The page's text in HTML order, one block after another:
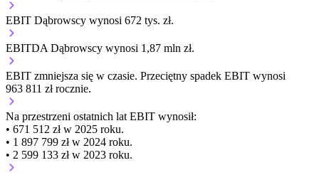
EBIT Dąbrowscy wynosi 672 tys. zł.
EBITDA Dąbrowscy wynosi 1,87 mln zł.
EBIT zmniejsza się w czasie. Przeciętny spadek EBIT wynosi
963 811 zł rocznie.
Na przestrzeni ostatnich lat EBIT wynosił:
• 671 512 zł w 2025 roku.
• 1 897 799 zł w 2024 roku.
• 2 599 133 zł w 2023 roku.